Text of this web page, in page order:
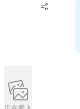
分享
放到